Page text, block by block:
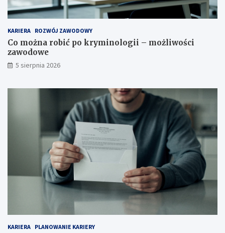
KARIERA ROZWÓJ ZAWODOWY
Co można robić po kryminologii – możliwości
zawodowe
5 sierpnia 2026
KARIERA PLANOWANIE KARIERY